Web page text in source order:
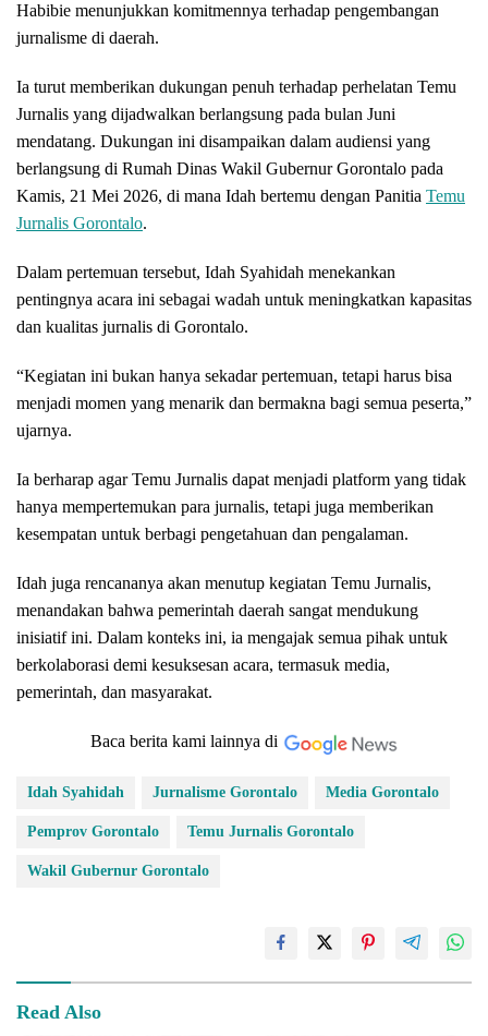
Habibie menunjukkan komitmennya terhadap pengembangan
jurnalisme di daerah.
Ia turut memberikan dukungan penuh terhadap perhelatan Temu
Jurnalis yang dijadwalkan berlangsung pada bulan Juni
mendatang. Dukungan ini disampaikan dalam audiensi yang
berlangsung di Rumah Dinas Wakil Gubernur Gorontalo pada
Kamis, 21 Mei 2026, di mana Idah bertemu dengan Panitia Temu
Jurnalis Gorontalo.
Dalam pertemuan tersebut, Idah Syahidah menekankan
pentingnya acara ini sebagai wadah untuk meningkatkan kapasitas
dan kualitas jurnalis di Gorontalo.
“Kegiatan ini bukan hanya sekadar pertemuan, tetapi harus bisa
menjadi momen yang menarik dan bermakna bagi semua peserta,”
ujarnya.
Ia berharap agar Temu Jurnalis dapat menjadi platform yang tidak
hanya mempertemukan para jurnalis, tetapi juga memberikan
kesempatan untuk berbagi pengetahuan dan pengalaman.
Idah juga rencananya akan menutup kegiatan Temu Jurnalis,
menandakan bahwa pemerintah daerah sangat mendukung
inisiatif ini. Dalam konteks ini, ia mengajak semua pihak untuk
berkolaborasi demi kesuksesan acara, termasuk media,
pemerintah, dan masyarakat.
Baca berita kami lainnya di
Idah Syahidah Jurnalisme Gorontalo Media Gorontalo
Pemprov Gorontalo Temu Jurnalis Gorontalo
Wakil Gubernur Gorontalo
Read Also